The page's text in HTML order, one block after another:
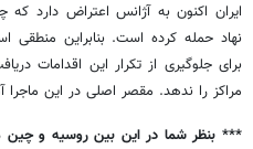
ایران اکنون به آژانس اعتراض دارد
نهاد حمله کرده است. بنابراین
برای جلوگیری از تکرار این اقدامات
مراکز را ندهد. مقصر اصلی در این ماجرا
*** بنظر شما در این بین روسیه و